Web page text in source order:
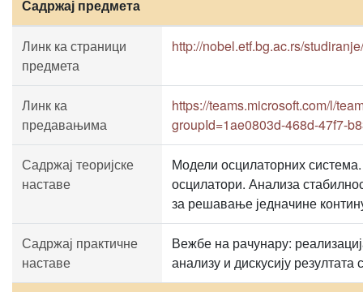
Садржај предмета
Линк ка страници
предмета
http://nobel.etf.bg.ac.rs/
Линк ка
предавањима
https://teams.microsoft.com/l/
groupId=1ae0803d-468d-47f7-
Садржај теоријске
наставе
Модели осцилаторних
осцилатори. Анализа
за решавање једначине
Садржај практичне
наставе
Вежбе на рачунару:
анализу и дискусију резултата